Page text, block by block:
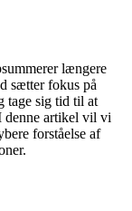
længere
sætter fokus på
tage sig tid til at
denne artikel vil vi
forståelse af